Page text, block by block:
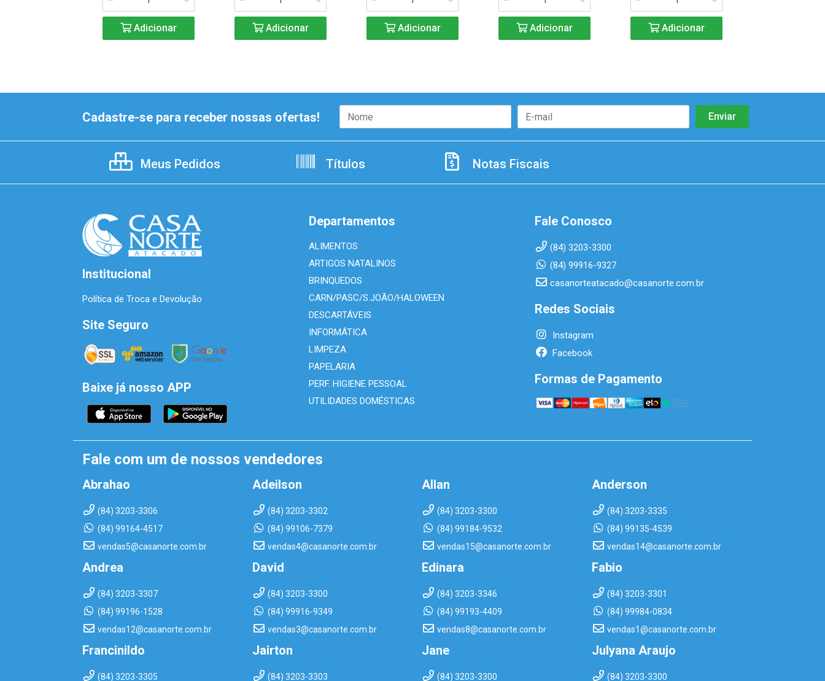
Adicionar Adicionar Adicionar Adicionar Adicionar
Cadastre-se para receber nossas ofertas!
Meus Pedidos Títulos Notas Fiscais
Institucional
Política de Troca e Devolução
Site Seguro
Baixe já nosso APP
Departamentos
ALIMENTOS
ARTIGOS NATALINOS
BRINQUEDOS
CARN/PASC/S.JOÃO/HALOWEEN
DESCARTÁVEIS
INFORMÁTICA
LIMPEZA
PAPELARIA
PERF. HIGIENE PESSOAL
UTILIDADES DOMÉSTICAS
Fale Conosco
(84) 3203-3300
(84) 99916-9327
casanorteatacado@casanorte.com.br
Redes Sociais
Instagram
Facebook
Formas de Pagamento
Fale com um de nossos vendedores
Abrahao
(84) 3203-3306
(84) 99164-4517
vendas5@casanorte.com.br
Adeilson
(84) 3203-3302
(84) 99106-7379
vendas4@casanorte.com.br
Allan
(84) 3203-3300
(84) 99184-9532
vendas15@casanorte.com.br
Anderson
(84) 3203-3335
(84) 99135-4539
vendas14@casanorte.com.br
Andrea
(84) 3203-3307
(84) 99196-1528
vendas12@casanorte.com.br
David
(84) 3203-3300
(84) 99916-9349
vendas3@casanorte.com.br
Edinara
(84) 3203-3346
(84) 99193-4409
vendas8@casanorte.com.br
Fabio
(84) 3203-3301
(84) 99984-0834
vendas1@casanorte.com.br
Francinildo
(84) 3203-3305
Jairton
(84) 3203-3303
Jane
(84) 3203-3300
Julyana Araujo
(84) 3203-3300